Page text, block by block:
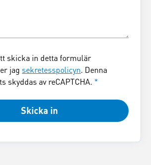
skicka in detta formulär
jag sekretesspolicyn. Denna
skyddas av reCAPTCHA. *
Skicka in